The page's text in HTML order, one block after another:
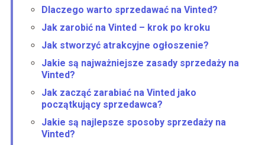
Dlaczego warto sprzedawać na Vinted?
Jak zarobić na Vinted – krok po kroku
Jak stworzyć atrakcyjne ogłoszenie?
Jakie są najważniejsze zasady sprzedaży na
Vinted?
Jak zacząć zarabiać na Vinted jako
początkujący sprzedawca?
Jakie są najlepsze sposoby sprzedaży na
Vinted?